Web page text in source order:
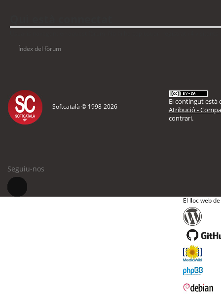
Índex del fòrum
Softcatalà © 1998-2026
El contingut està
Atribució -
contrari.
Seguiu-nos
El lloc web